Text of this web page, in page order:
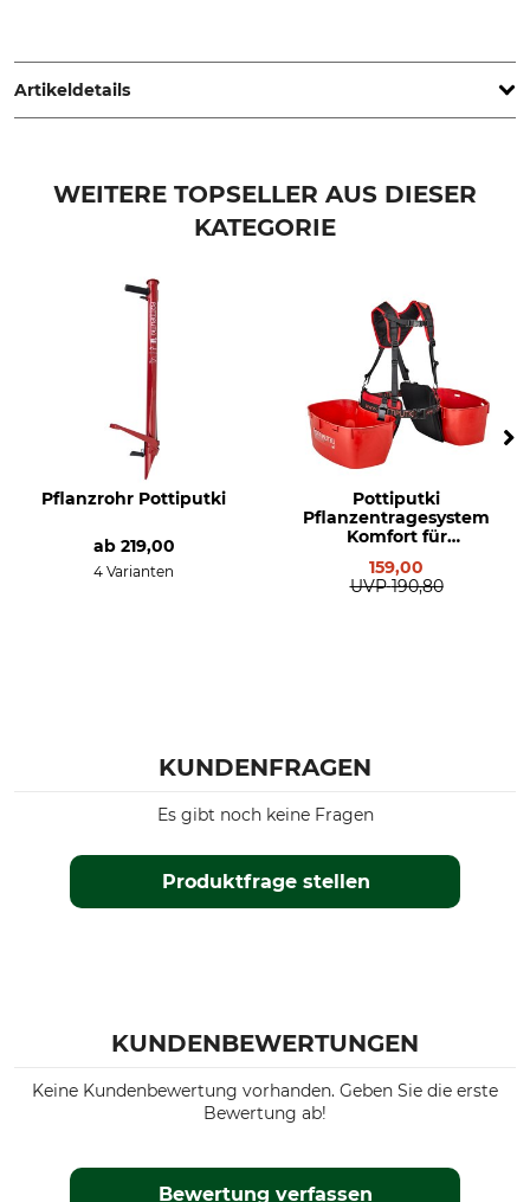
www.bccab.com
Artikeldetails
Herstellung
WEITERE TOPSELLER AUS DIESER
KATEGORIE
Pflanzrohr Pottiputki
ab 219,00
4 Varianten
Pottiputki
Pflanzentragesystem
Komfort für
159,00
UVP 190,80
KUNDENFRAGEN
Produktfrage stellen
Es gibt noch keine Fragen
KUNDENBEWERTUNGEN
Keine Kundenbewertung vorhanden. Geben Sie die erste
Bewertung ab!
Bewertung verfassen